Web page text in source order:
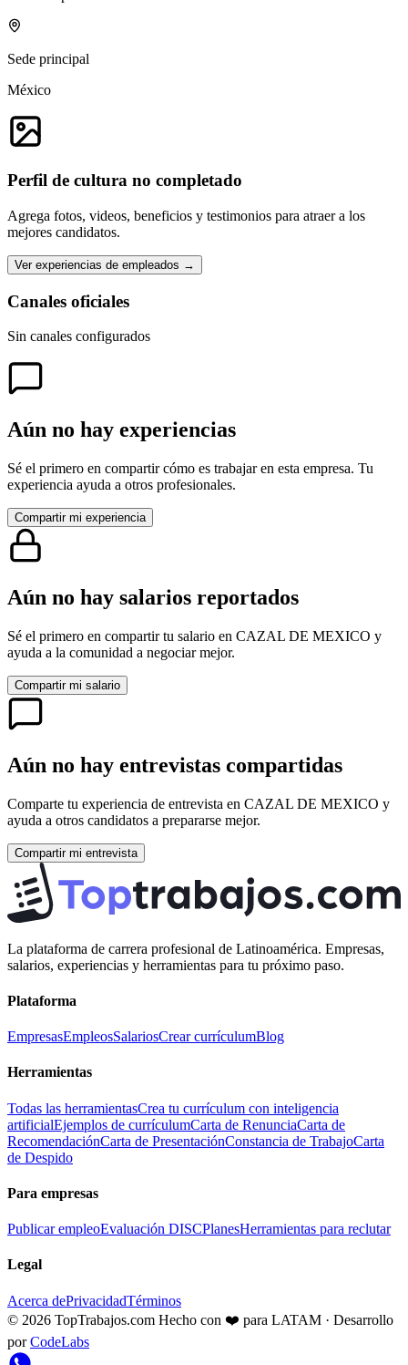
Sede principal
México
Perfil de cultura no completado
Agrega fotos, videos, beneficios y testimonios para atraer a los
mejores candidatos.
Ver experiencias de empleados →
Canales oficiales
Sin canales configurados
Aún no hay experiencias
Sé el primero en compartir cómo es trabajar en esta empresa. Tu
experiencia ayuda a otros profesionales.
Compartir mi experiencia
Aún no hay salarios reportados
Sé el primero en compartir tu salario en CAZAL DE MEXICO y
ayuda a la comunidad a negociar mejor.
Compartir mi salario
Aún no hay entrevistas compartidas
Comparte tu experiencia de entrevista en CAZAL DE MEXICO y
ayuda a otros candidatos a prepararse mejor.
Compartir mi entrevista
La plataforma de carrera profesional de Latinoamérica. Empresas,
salarios, experiencias y herramientas para tu próximo paso.
Plataforma
EmpresasEmpleosSalariosCrear currículumBlog
Herramientas
Todas las herramientasCrea tu currículum con inteligencia
artificialEjemplos de currículumCarta de RenunciaCarta de
RecomendaciónCarta de PresentaciónConstancia de TrabajoCarta
de Despido
Para empresas
Publicar empleoEvaluación DISCPlanesHerramientas para reclutar
Legal
Acerca dePrivacidadTérminos
© 2026 TopTrabajos.com Hecho con ❤️ para LATAM · Desarrollo
por CodeLabs